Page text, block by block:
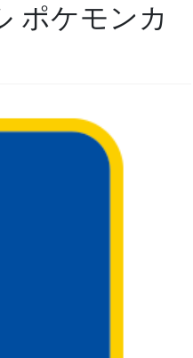
ポケモンカ